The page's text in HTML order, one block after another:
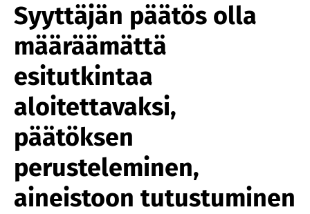
Syyttäjän päätös olla
määräämättä
esitutkintaa
aloitettavaksi,
päätöksen
perusteleminen,
aineistoon tutustuminen